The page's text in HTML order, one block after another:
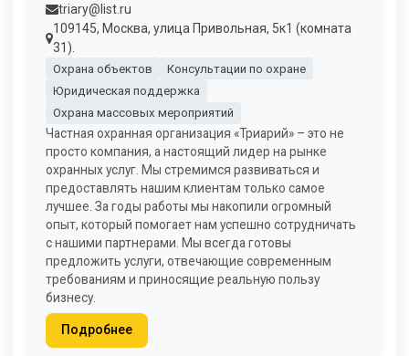
triary@list.ru
109145, Москва, улица Привольная, 5к1 (комната
31).
Охрана объектов
Консультации по охране
Юридическая поддержка
Охрана массовых мероприятий
Частная охранная организация «Триарий» – это не
просто компания, а настоящий лидер на рынке
охранных услуг. Мы стремимся развиваться и
предоставлять нашим клиентам только самое
лучшее. За годы работы мы накопили огромный
опыт, который помогает нам успешно сотрудничать
с нашими партнерами. Мы всегда готовы
предложить услуги, отвечающие современным
требованиям и приносящие реальную пользу
бизнесу.
Подробнее